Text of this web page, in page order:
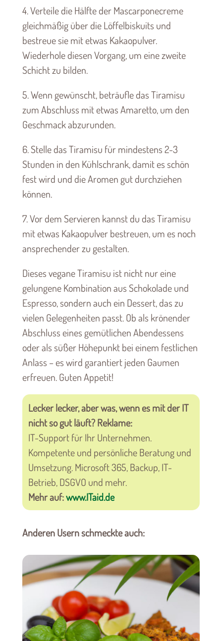
4. Verteile die Hälfte der Mascarponecreme
gleichmäßig über die Löffelbiskuits und
bestreue sie mit etwas Kakaopulver.
Wiederhole diesen Vorgang, um eine zweite
Schicht zu bilden.
5. Wenn gewünscht, beträufle das Tiramisu
zum Abschluss mit etwas Amaretto, um den
Geschmack abzurunden.
6. Stelle das Tiramisu für mindestens 2-3
Stunden in den Kühlschrank, damit es schön
fest wird und die Aromen gut durchziehen
können.
7. Vor dem Servieren kannst du das Tiramisu
mit etwas Kakaopulver bestreuen, um es noch
ansprechender zu gestalten.
Dieses vegane Tiramisu ist nicht nur eine
gelungene Kombination aus Schokolade und
Espresso, sondern auch ein Dessert, das zu
vielen Gelegenheiten passt. Ob als krönender
Abschluss eines gemütlichen Abendessens
oder als süßer Höhepunkt bei einem festlichen
Anlass – es wird garantiert jeden Gaumen
erfreuen. Guten Appetit!
Lecker lecker, aber was, wenn es mit der IT
nicht so gut läuft? Reklame:
IT-Support für Ihr Unternehmen.
Kompetente und persönliche Beratung und
Umsetzung. Microsoft 365, Backup, IT-
Betrieb, DSGVO und mehr.
Mehr auf:www.ITaid.de
Anderen Usern schmeckte auch: